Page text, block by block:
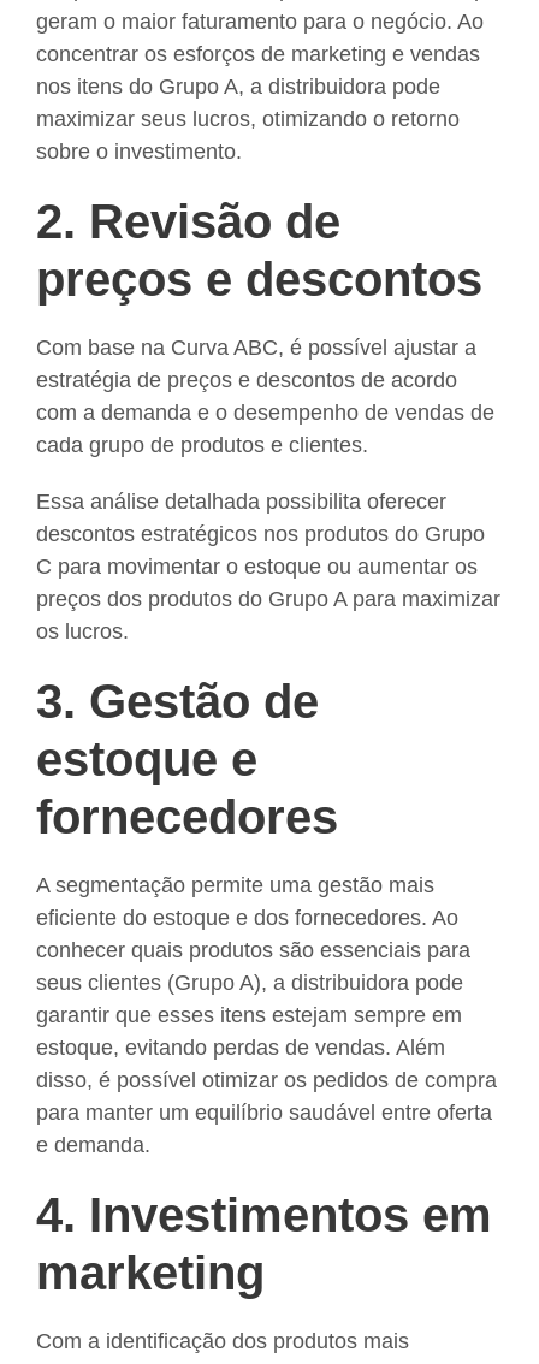
geram o maior faturamento para o negócio. Ao
concentrar os esforços de marketing e vendas
nos itens do Grupo A, a distribuidora pode
maximizar seus lucros, otimizando o retorno
sobre o investimento.
2. Revisão de
preços e descontos
Com base na Curva ABC, é possível ajustar a
estratégia de preços e descontos de acordo
com a demanda e o desempenho de vendas de
cada grupo de produtos e clientes.
Essa análise detalhada possibilita oferecer
descontos estratégicos nos produtos do Grupo
C para movimentar o estoque ou aumentar os
preços dos produtos do Grupo A para maximizar
os lucros.
3. Gestão de
estoque e
fornecedores
A segmentação permite uma gestão mais
eficiente do estoque e dos fornecedores. Ao
conhecer quais produtos são essenciais para
seus clientes (Grupo A), a distribuidora pode
garantir que esses itens estejam sempre em
estoque, evitando perdas de vendas. Além
disso, é possível otimizar os pedidos de compra
para manter um equilíbrio saudável entre oferta
e demanda.
4. Investimentos em
marketing
Com a identificação dos produtos mais